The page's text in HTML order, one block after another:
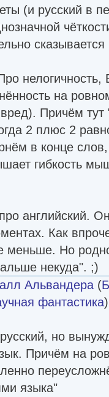
(и русский в
сказывается
Про
на
Причём тут
2 плюс 2
в конце
гибкость
английский.
Как
Но
некуда". ;)
Альвандера (
фантастика
но
Причём на
языка"